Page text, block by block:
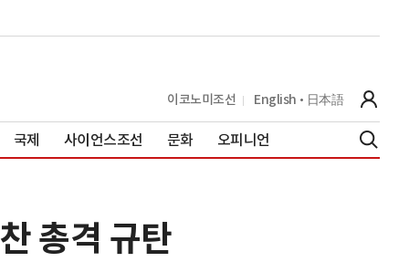
이코노미조선 English 日本語
국제 사이언스조선 문화 오피니언
총격 규탄